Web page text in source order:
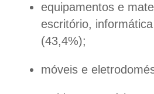
equipamentos e
escritório,
(43,4%);
móveis e